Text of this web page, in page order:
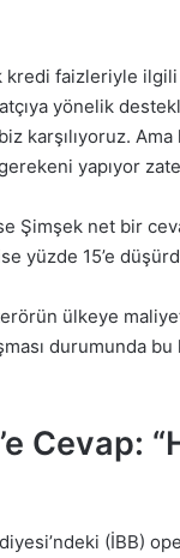
kredi faizleriyle
yönelik
karşılıyoruz.
yapıyor
Şimşek net bir
yüzde 15’e
ülkeye
durumunda
Cevap:
(İBB)